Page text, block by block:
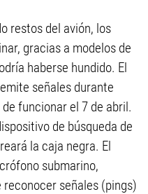
restos del avión, los
gracias a modelos de
haberse hundido. El
señales durante
funcionar el 7 de abril.
de búsqueda de
la caja negra. El
submarino,
señales (pings)